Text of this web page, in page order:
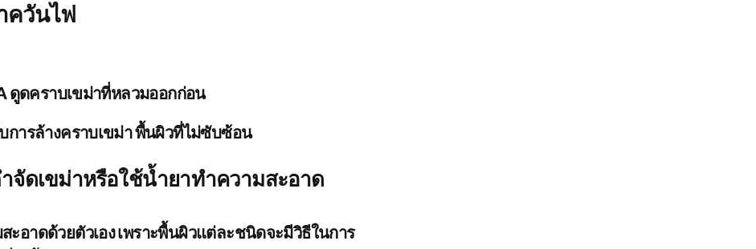
ควันไฟ
ดูดคราบเขม่าที่หลวมออกก่อน
การล้างคราบเขม่า พื้นผิวที่ไม่ซับซ้อน
จัดเขม่าหรือใช้น้ำยาทำความสะอาด
ะอาดด้วยตัวเอง เพราะพื้นผิวแต่ละชนิดจะมีวิธีในการ